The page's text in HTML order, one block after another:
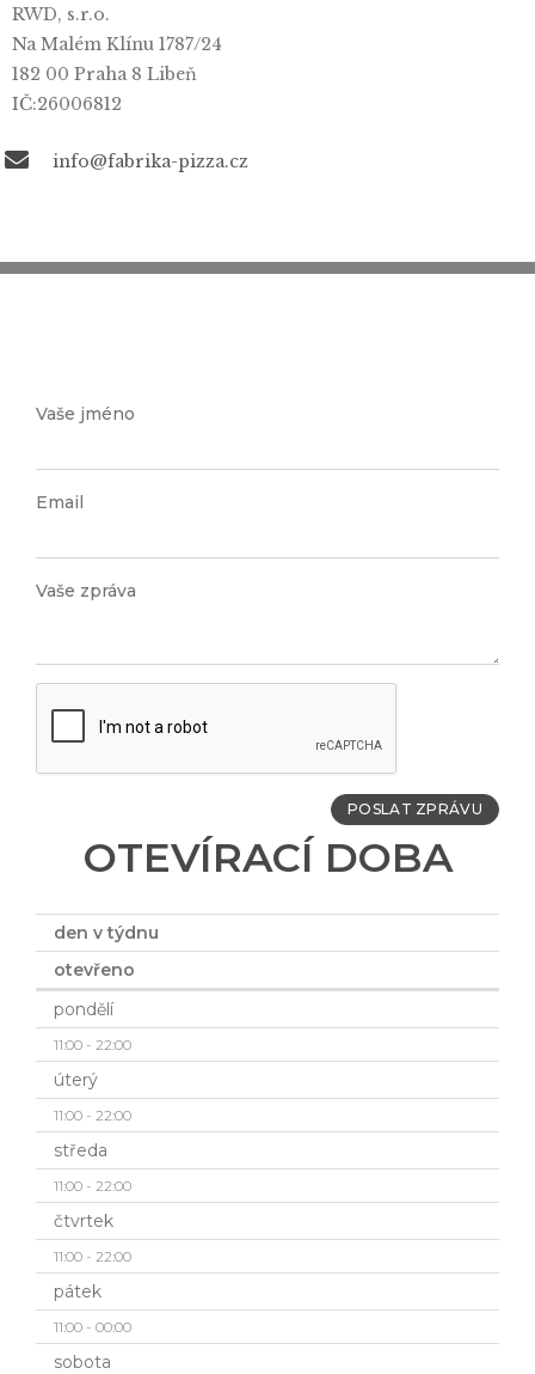
RWD, s.r.o.
Na Malém Klínu 1787/24
182 00 Praha 8 Libeň
IČ:26006812
info@fabrika-pizza.cz
Vaše jméno
Email
Vaše zpráva
POSLAT ZPRÁVU
OTEVÍRACÍ DOBA
den v týdnu
otevřeno
pondělí
11:00 - 22:00
úterý
11:00 - 22:00
středa
11:00 - 22:00
čtvrtek
11:00 - 22:00
pátek
11:00 - 00:00
sobota